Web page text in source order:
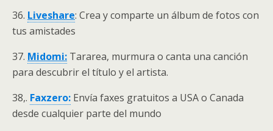
36. Liveshare: Crea y comparte un álbum de fotos con
tus amistades
37. Midomi: Tararea, murmura o canta una canción
para descubrir el título y el artista.
38,. Faxzero: Envía faxes gratuitos a USA o Canada
desde cualquier parte del mundo